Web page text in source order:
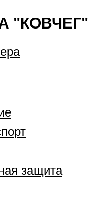
"КОВЧЕГ"
защита